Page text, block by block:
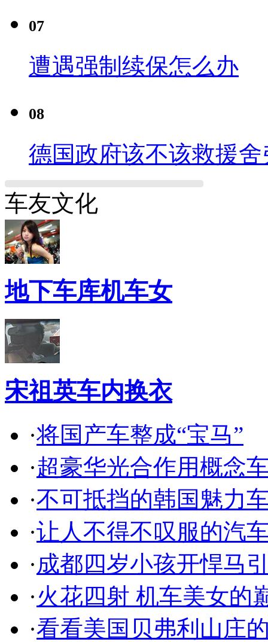
07
遭遇强制续保怎么办
08
德国政府该不该救援舍
车友文化
地下车库机车女
宋祖英车内换衣
·将国产车整成“宝马”
·超豪华光合作用概念
·不可抵挡的韩国魅力
·让人不得不叹服的汽
·成都四岁小孩开悍马
·火花四射 机车美女的
·看看美国贝弗利山庄